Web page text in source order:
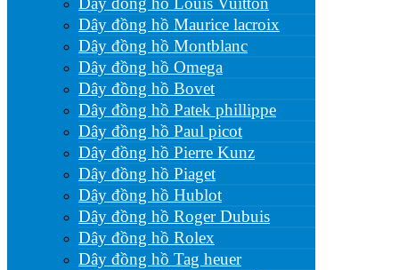
Dây đồng hồ Maurice lacroix
Dây đồng hồ Montblanc
Dây đồng hồ Omega
Dây đồng hồ Bovet
Dây đồng hồ Patek phillippe
Dây đồng hồ Paul picot
Dây đồng hồ Pierre Kunz
Dây đồng hồ Piaget
Dây đồng hồ Hublot
Dây đồng hồ Roger Dubuis
Dây đồng hồ Rolex
Dây đồng hồ Tag heuer